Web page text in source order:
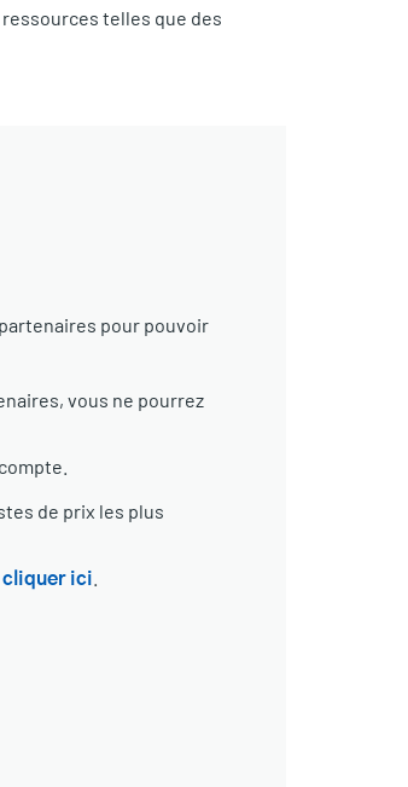
telles que des
pour pouvoir
vous ne pourrez
de prix les plus
cliquer ici